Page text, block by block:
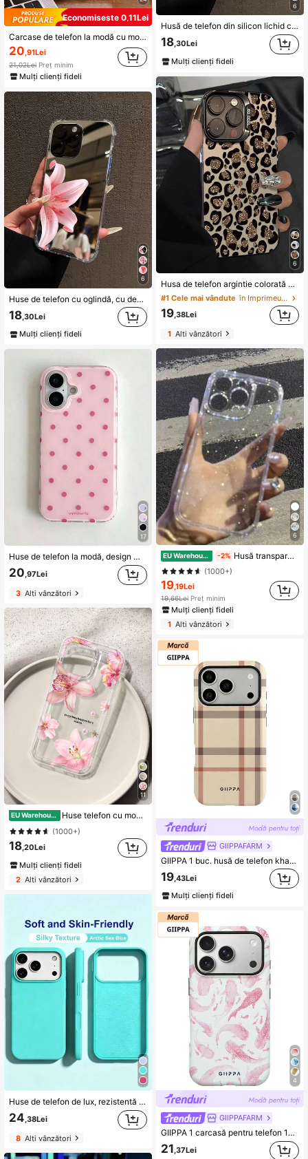
Economisește 0,11Lei
Carcase de telefon la modă cu model minimalist roz cu dungi, 1 buc., model minimalist roz maro cu dungi, model artistic colorat cu dungi, carcasă lucioasă 2 în 1, acoperire completă, carcasă rigidă pentru telefon, compatibilă cu Samsung/11/12/13/14/15/16/17 Pro Max, versiune internațională, nu versiunea națională, carcasă de ziua de naștere de primăvară
20,91Lei
21,02Lei Preț minim
Mulți clienți fideli
6
Huse de telefon cu oglindă, cu design realist cu crin roz, compatibilă cu 11/12/13/14/15/16/17/17pro/17e/17air/17pro Max și Galaxy/A54/A14/A12/A13/A15/A32/A33/A24/A52S/S20/S21/S22/S23/S24/S23Plus/S24ultra/S25/A15/A33/A23/S26/S26ultra/S25/S25ultra, husă de protecție transparentă, design floral, potrivită pentru femei și fete
18 ,30Lei
Mulți clienți fideli
17
Huse de telefon la modă, design minimalist și drăguț, model cu buline negre și albe, potrivite pentru seria 11 până la 17, inclusiv versiunile Pro Max.
20,97Lei
3Alți vânzători
11
EU Warehouse Huse telefon cu model floare de ibisc, compatibilă cu Samsung, impermeabilă, rezistentă la șocuri, anti-cădere, anti-zgârieturi, estetică
(1000+)
18,20Lei
Mulți clienți fideli
2Alți vânzători
Huse de telefon de lux, rezistentă la șocuri, moale, bej, prietenoasă cu pielea, compatibilă cu 17 16 15 Pro 14 Plus 13 12 11 17 Pro Max Air XR XS Max X/XS 7/8 Plus 7/8, husă protectoare anti-cădere, fină, design durabil, material prietenos cu pielea
24,38Lei
8Alți vânzători
6
Husă de telefon din silicon lichid cu model God Glory Plan, protecție completă a corpului, rezistentă la șocuri și căderi, carcasă moale din TPU și cauciuc, compatibilă cu și compatibilă cu Samsung Galaxy A54/A14/A12/A13/A15/A32/A33/A24/A52S/S20/S21/S22/S23/S24/S23Plus/S24ultra
18,30Lei
Mulți clienți fideli
6
Husa de telefon argintie colorată cu imprimeu leopard pentru Phone 16 15 14 13 12 11 Pro Max, carcasa protectoare rezistentă la șocuri cu acoperire completă, estetică, de lux, elegantă, slim fit, rezistentă la zgârieturi, durabilă, ușoară
#1 Cele mai vândute în Imprimeu animal Carcase de telefon
19,38Lei
1Alți vânzători
6
EU Warehouse -2% Husă transparentă rezistentă la șocuri cu stras și paiete, 1 buc, cu model strălucitor cer stelat de 2,0 mm grosime, compatibilă cu 11/12/13/14 Pro Max/Xs/Xr/7 Plus/8 Plus/8/Se2, anti-cădere, rezistentă la zgârieturi, cadou de zi de naștere pentru petrecere, estetică
(1000+)
19,19Lei
19,66Lei Preț minim
Mulți clienți fideli
1Alți vânzători
GIIPPAFARM
GIIPPA 1 buc. husă de telefon khaki cu design asimetric în carouri, compatibilă cu Phone 17 Pro Max, Phone 16 Pro Max, 15 Pro Max, 14 Pro Max, 11/12/13/14/15/16 Pro Max Plus, stil coreean, modă premium, design elegant și amuzant pentru bărbați și femei, cadou perfect pentru iubită de Crăciun, Ziua Îndrăgostiților, Paște, sezonul nunților și zi de naștere
19 ,43Lei
Mulți clienți fideli
4
GIIPPAFARM
GIIPPA 1 carcasă pentru telefon 17 Pro Max cu design Whale Shark, potrivită pentru telefon 16 Pro Max, 15 Pro Max, 14 Pro Max, carcasă de telefon coreeană, elegantă și interesantă, compatibilă cu 11/12/13/14/15/16 Pro Max Plus, design elegant potrivit atât pentru bărbați, cât și pentru femei, cadou ideal pentru Crăciun, Ziua Îndrăgostiților, Paște, sezonul nunților și ziua de naștere pentru prietenă.
21,37Lei